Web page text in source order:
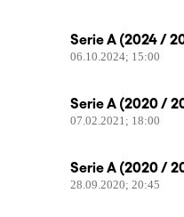
Serie A (2024 /
06.10.2024; 15:00
Serie A (2020 /
07.02.2021; 18:00
Serie A (2020 /
28.09.2020; 20:45